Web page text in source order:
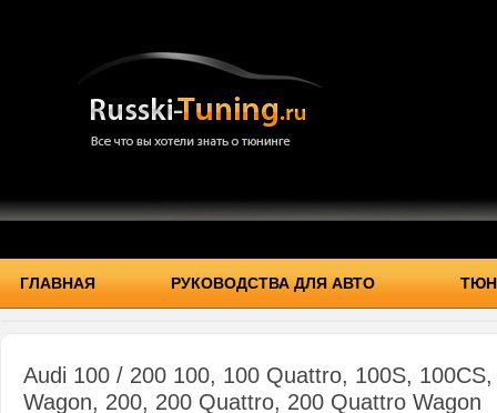
ГЛАВНАЯ РУКОВОДСТВА ДЛЯ АВТО
Audi 100 / 200 100, 100 Quattro, 100S,
Wagon, 200, 200 Quattro, 200 Quattro Wagon